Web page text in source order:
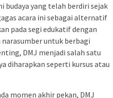
budaya yang telah berdiri sejak
acara ini sebagai alternatif
pada segi edukatif dengan
untuk berbagi
DMJ menjadi salah satu
diharapkan seperti kursus atau
momen akhir pekan, DMJ